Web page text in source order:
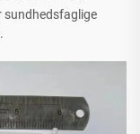
sundhedsfaglige